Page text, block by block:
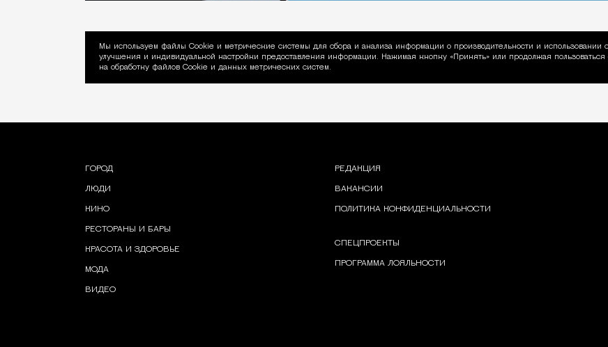
Уведомление об использовании Cookie
Мы используем файлы Сookie и метрические системы для сбора и анализа информации о производительности и использовании
улучшения и индивидуальной настройки предоставления информации. Нажимая кнопку «Принять» или продолжая пользоваться
на обработку файлов Cookie и данных метрических систем.
ГОРОД
ЛЮДИ
КИНО
РЕСТОРАНЫ И БАРЫ
КРАСОТА И ЗДОРОВЬЕ
МОДА
ВИДЕО
РЕДАКЦИЯ
ВАКАНСИИ
ПОЛИТИКА КОНФИДЕНЦИАЛЬНОСТИ
СПЕЦПРОЕКТЫ
ПРОГРАММА ЛОЯЛЬНОСТИ